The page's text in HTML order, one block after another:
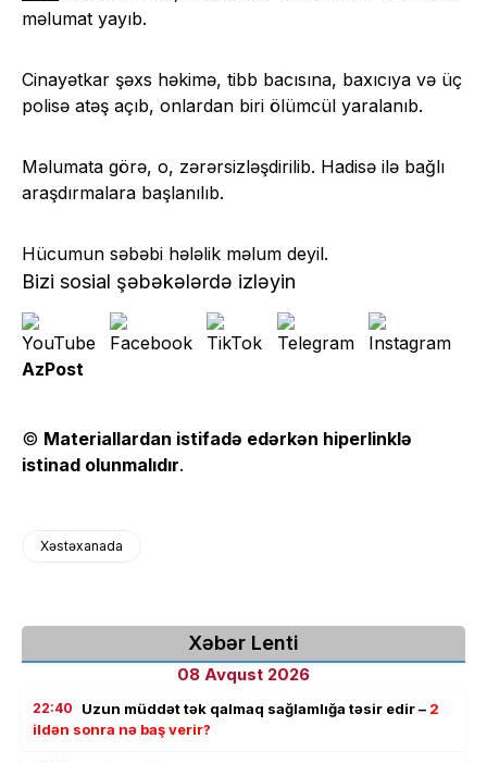
məlumat yayıb.
Cinayətkar şəxs həkimə, tibb bacısına, baxıcıya və üç
polisə atəş açıb, onlardan biri ölümcül yaralanıb.
Məlumata görə, o, zərərsizləşdirilib. Hadisə ilə bağlı
araşdırmalara başlanılıb.
Hücumun səbəbi hələlik məlum deyil.
Bizi sosial şəbəkələrdə izləyin
AzPost
© Materiallardan istifadə edərkən hiperlinklə
istinad olunmalıdır.
Xəstəxanada
Xəbər Lenti
08 Avqust 2026
22:40 Uzun müddət tək qalmaq sağlamlığa təsir edir – 2
ildən sonra nə baş verir?